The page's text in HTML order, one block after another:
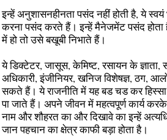
इन्हें अनुशासनहीनता पसंद नहीं होती है, ये
करना पसंद करते हैं। इन्हें मैनेजमेंट पसंद
में हो तो उसे बखूबी निभाते हैं।
ये डिक्टेटर, जासूस, केमिष्ट, रसायन के ज्ञाता,
अधिकारी, इंजीनियर, खनिज विशेषज्ञ, ठग,
सकते हैं। ये राजनीति में यह बड चड कर
पा जाते हैं। अपने जीवन में महत्वपूर्ण कार्य
नाम और शौहरत का और दिखावे का इन्हें
जान पहचान का क्षेत्र काफी बड़ा होता है।